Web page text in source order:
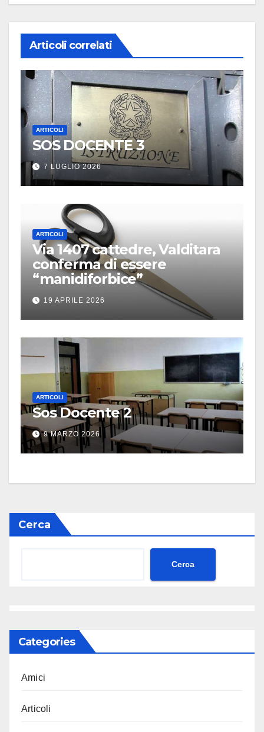
Articoli correlati
ARTICOLI
SOS DOCENTE 3
7 LUGLIO 2026
ARTICOLI
Via 1407 cattedre, Valditara
conferma di essere
“manidiforbice”
19 APRILE 2026
ARTICOLI
Sos Docente 2
9 MARZO 2026
Cerca
Cerca
Categories
Amici
Articoli